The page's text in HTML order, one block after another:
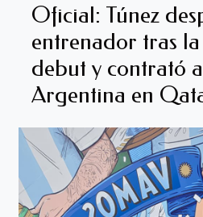
Oficial: Túnez
entrenador tras
debut y contrató
Argentina en